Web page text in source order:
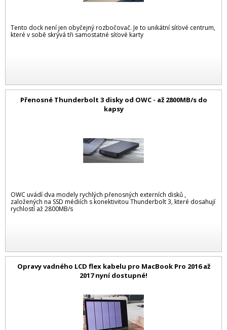
Tento dock není jen obyčejný rozbočovač. Je to unikátní síťové centrum,
které v sobě skrývá tři samostatné síťové karty
Přenosné Thunderbolt 3 disky od OWC - až 2800MB/s do
kapsy
OWC uvádí dva modely rychlých přenosných externích disků ,
založených na SSD médiích s konektivitou Thunderbolt 3, které dosahují
rychlostí až 2800MB/s
Opravy vadného LCD flex kabelu pro MacBook Pro 2016 až
2017 nyní dostupné!